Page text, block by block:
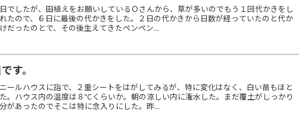
でしたが、田植えをお願いしているＯさんから、草が多いのでもう１回代かきをし
たので、６日に最後の代かきをした。２日の代かきから日数が経っていたのと代か
だったのとで、その後生えてきたペンペン...
す。
ールハウスに詣で、２重シートをはがしてみるが、特に変化はなく、白い苗もほと
。ハウス内の温度は８℃くらいか。朝の涼しい内に潅水した。まだ覆土がしっかり
があったのでそこは特に念入りにした。昨...